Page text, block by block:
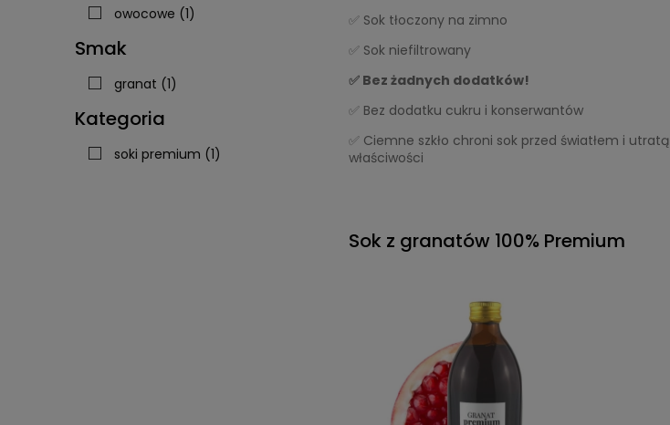
owocowe (1)
Smak
granat (1)
Kategoria
soki premium (1)
✅ Sok tłoczony na zimno
✅ Sok niefiltrowany
✅ Bez żadnych dodatków!
✅ Bez dodatku cukru i konserwantów
✅ Ciemne szkło chroni sok przed światłem i utratą
właściwości
Sok z granatów 100% Premium